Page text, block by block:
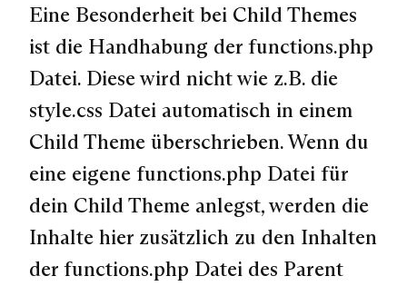
Eine Besonderheit bei Child Themes
ist die Handhabung der functions.php
Datei. Diese wird nicht wie z.B. die
style.css Datei automatisch in einem
Child Theme überschrieben. Wenn du
eine eigene functions.php Datei für
dein Child Theme anlegst, werden die
Inhalte hier zusätzlich zu den Inhalten
der functions.php Datei des Parent